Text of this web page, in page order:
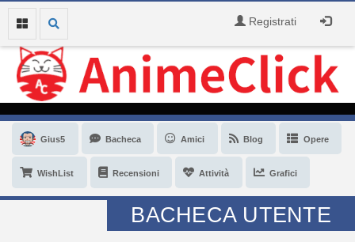
Registrati
Gius5 Bacheca Amici Blog Opere
WishList Recensioni Attività Grafici
BACHECA UTENTE